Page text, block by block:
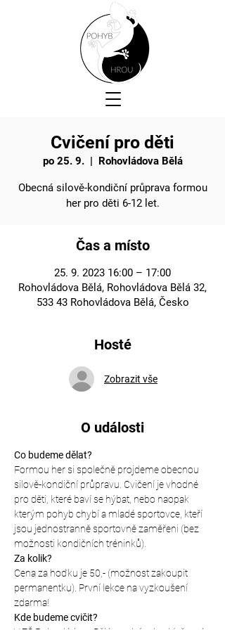
Cvičení pro děti
po 25. 9.
  |
Rohovládova Bělá
Obecná silově-kondiční průprava formou
her pro děti 6-12 let.
Čas a místo
25. 9. 2023 16:00 – 17:00
Rohovládova Bělá, Rohovládova Bělá 32,
533 43 Rohovládova Bělá, Česko
Hosté
Zobrazit vše
O události
Co budeme dělat?
Formou her si společně projdeme obecnou
silově-kondiční průpravu. Cvičení je vhodné
pro děti, které baví se hýbat, nebo naopak
kterým pohyb chybí a mladé sportovce, kteří
jsou jednostranně sportovně zaměřeni (bez
možnosti kondičních tréninků).
Za kolik?
Cena za hoďku je 50,- (možnost zakoupit
permanentku). První lekce na vyzkoušení
zdarma!
Kde budeme cvičit?